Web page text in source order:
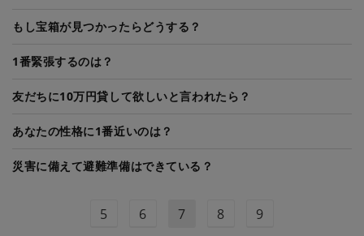
もし宝箱が見つかったらどうする？
1番緊張するのは？
友だちに10万円貸して欲しいと言われたら？
あなたの性格に1番近いのは？
災害に備えて避難準備はできている？
5 6 7 8 9